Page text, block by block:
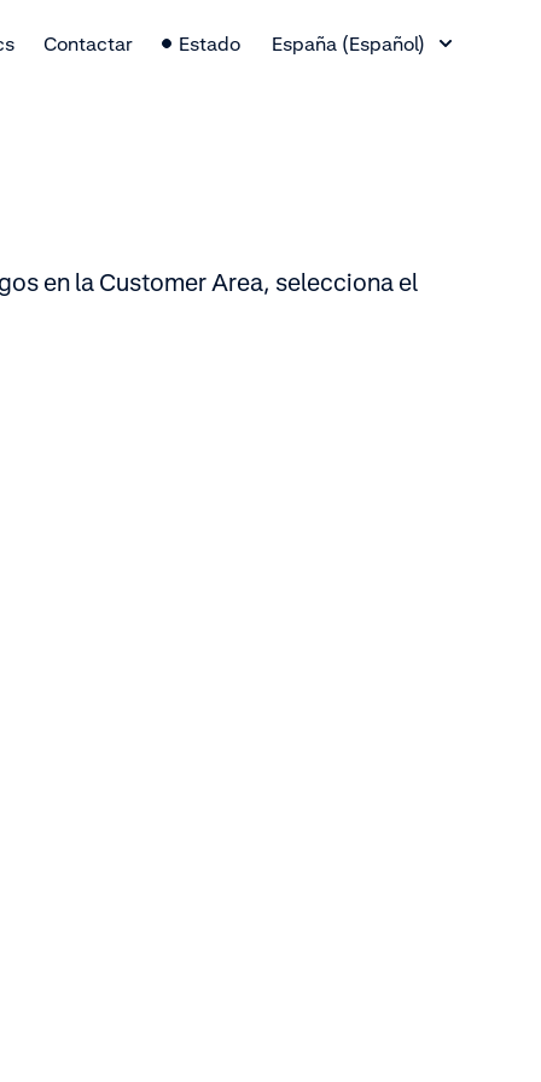
Contactar Estado
España (Español)
en la Customer Area, selecciona el